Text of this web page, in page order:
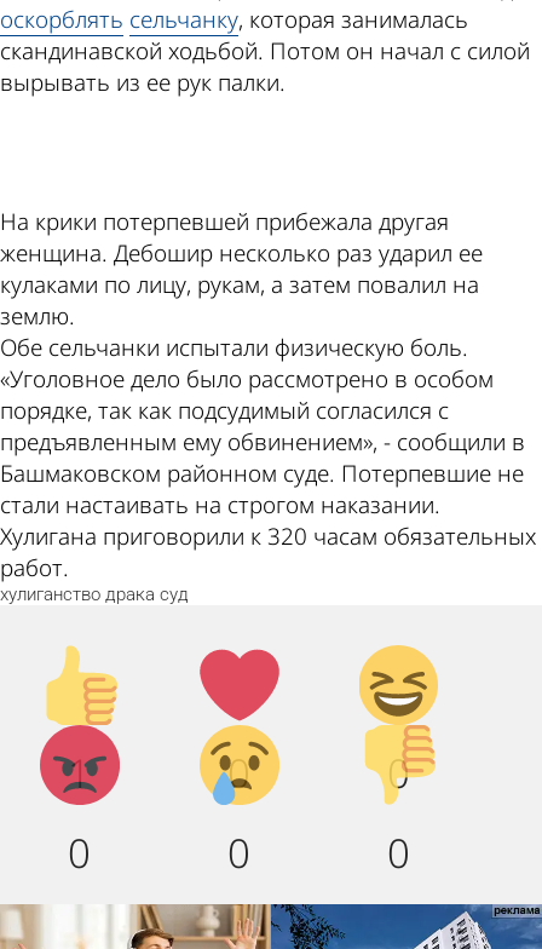
оскорблять сельчанку, которая занималась
скандинавской ходьбой. Потом он начал с силой
вырывать из ее рук палки.
На крики потерпевшей прибежала другая
женщина. Дебошир несколько раз ударил ее
кулаками по лицу, рукам, а затем повалил на
землю.
Обе сельчанки испытали физическую боль.
«Уголовное дело было рассмотрено в особом
порядке, так как подсудимый согласился с
предъявленным ему обвинением», - сообщили в
Башмаковском районном суде. Потерпевшие не
стали настаивать на строгом наказании.
Хулигана приговорили к 320 часам обязательных
работ.
хулиганство драка суд
Палец
вверх!
1
Лайк!
0
Дикий
смех!
0
Агрессия!
0
Грусть
:(
0
Палец
вниз!
0